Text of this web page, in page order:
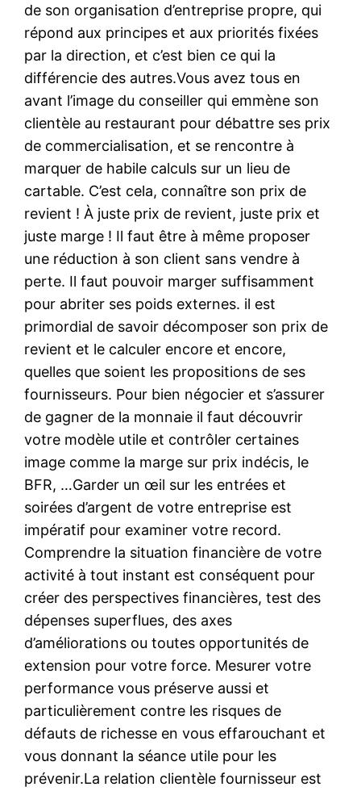
de son organisation d’entreprise propre, qui
répond aux principes et aux priorités fixées
par la direction, et c’est bien ce qui la
différencie des autres.Vous avez tous en
avant l’image du conseiller qui emmène son
clientèle au restaurant pour débattre ses prix
de commercialisation, et se rencontre à
marquer de habile calculs sur un lieu de
cartable. C’est cela, connaître son prix de
revient ! À juste prix de revient, juste prix et
juste marge ! Il faut être à même proposer
une réduction à son client sans vendre à
perte. Il faut pouvoir marger suffisamment
pour abriter ses poids externes. il est
primordial de savoir décomposer son prix de
revient et le calculer encore et encore,
quelles que soient les propositions de ses
fournisseurs. Pour bien négocier et s’assurer
de gagner de la monnaie il faut découvrir
votre modèle utile et contrôler certaines
image comme la marge sur prix indécis, le
BFR, …Garder un œil sur les entrées et
soirées d’argent de votre entreprise est
impératif pour examiner votre record.
Comprendre la situation financière de votre
activité à tout instant est conséquent pour
créer des perspectives financières, test des
dépenses superflues, des axes
d’améliorations ou toutes opportunités de
extension pour votre force. Mesurer votre
performance vous préserve aussi et
particulièrement contre les risques de
défauts de richesse en vous effarouchant et
vous donnant la séance utile pour les
prévenir.La relation clientèle fournisseur est